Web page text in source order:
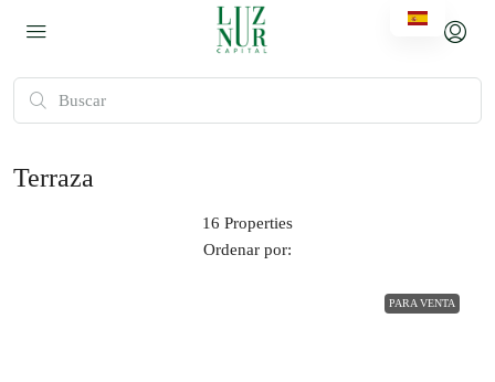
Terraza
16 Properties
Ordenar por:
PARA VENTA